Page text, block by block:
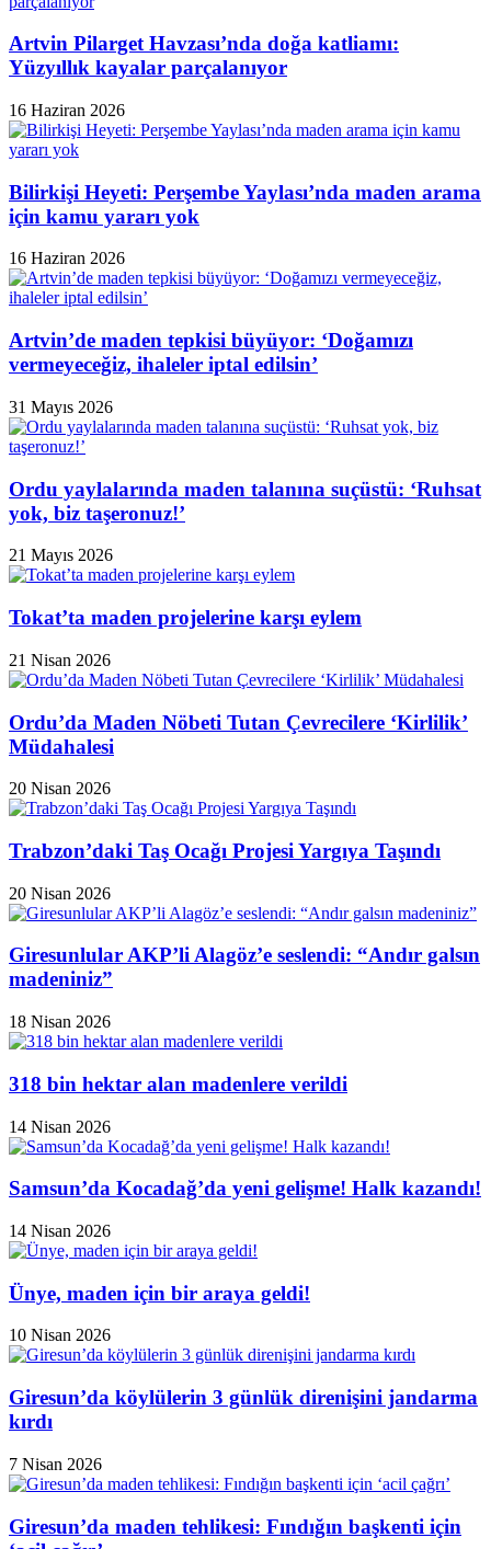
Artvin Pilarget Havzası’nda doğa katliamı:
Yüzyıllık kayalar parçalanıyor
16 Haziran 2026
Bilirkişi Heyeti: Perşembe Yaylası’nda maden arama
için kamu yararı yok
16 Haziran 2026
Artvin’de maden tepkisi büyüyor: ‘Doğamızı
vermeyeceğiz, ihaleler iptal edilsin’
31 Mayıs 2026
Ordu yaylalarında maden talanına suçüstü: ‘Ruhsat
yok, biz taşeronuz!’
21 Mayıs 2026
Tokat’ta maden projelerine karşı eylem
21 Nisan 2026
Ordu’da Maden Nöbeti Tutan Çevrecilere ‘Kirlilik’
Müdahalesi
20 Nisan 2026
Trabzon’daki Taş Ocağı Projesi Yargıya Taşındı
20 Nisan 2026
Giresunlular AKP’li Alagöz’e seslendi: “Andır galsın
madeniniz”
18 Nisan 2026
318 bin hektar alan madenlere verildi
14 Nisan 2026
Samsun’da Kocadağ’da yeni gelişme! Halk kazandı!
14 Nisan 2026
Ünye, maden için bir araya geldi!
10 Nisan 2026
Giresun’da köylülerin 3 günlük direnişini jandarma
kırdı
7 Nisan 2026
Giresun’da maden tehlikesi: Fındığın başkenti için